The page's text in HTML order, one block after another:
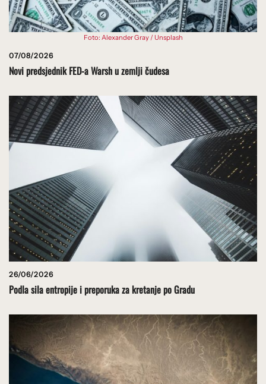
Foto: Alexander Gray / Unsplash
07/08/2026
Novi predsjednik FED-a Warsh u zemlji čudesa
26/06/2026
Podla sila entropije i preporuka za kretanje po Gradu